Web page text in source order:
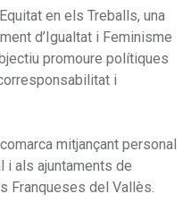
en els Treballs, una
d’Igualtat i Feminisme
promoure polítiques
i
mitjançant personal
i als ajuntaments de
Franqueses del Vallès.